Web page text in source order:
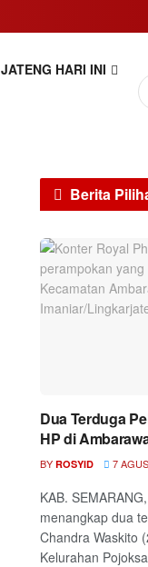
JATENG HARI INI
Berita
Dua Terduga
HP di
BY ROSYID 7
KAB.
menangkap dua
Chandra Waskito
Kelurahan